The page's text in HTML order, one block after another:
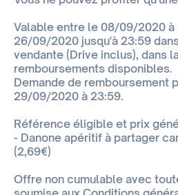
Valable entre le 08/09/2020
26/09/2020 jusqu'à 23:59
vendante (Drive inclus), dans
remboursements disponibles.
Demande de remboursement
29/09/2020 à 23:59.
Référence éligible et prix
- Danone apéritif à partager
(2,69€)
Offre non cumulable avec